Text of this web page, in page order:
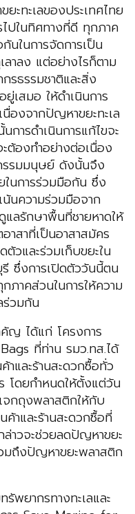
ะทะเลของประเทศไทย
ไปในทิศทางที่ดี ทุกภาค
นในการจัดการเป็น
าลง แต่อย่างไรก็ตาม
รธรรมชาติและสิ่ง
เสมอ ให้ดำเนินการ
องจากปัญหาขยะทะเล
ารดำเนินการแก้ไขจะ
ต้องทำอย่างต่อเนื่อง
รรมมนุษย์ ดังนั้นจึง
นการร่วมมือกัน ซึ่ง
นความร่วมมือจาก
แลรักษาพื้นที่ชายหาดให้
าสาที่เป็นอาสาสมัคร
วและร่วมเก็บขยะใน
ซึ่งการเปิดตัววันนี้ตน
ภาคส่วนในการให้ความ
ร่วมกัน
ญ ได้แก่ โครงการ
ที่ท่าน รมว.ทส.ได้
และร้านสะดวกซื้อทั่ว
โดยกำหนดให้ตั้งแต่วัน
กถุงพลาสติกให้กับ
ค้าและร้านสะดวกซื้อที่
ล่าวจะช่วยลดปัญหาขยะ
มถึงปัญหาขยะพลาสติก
ยากรทางทะเลและ